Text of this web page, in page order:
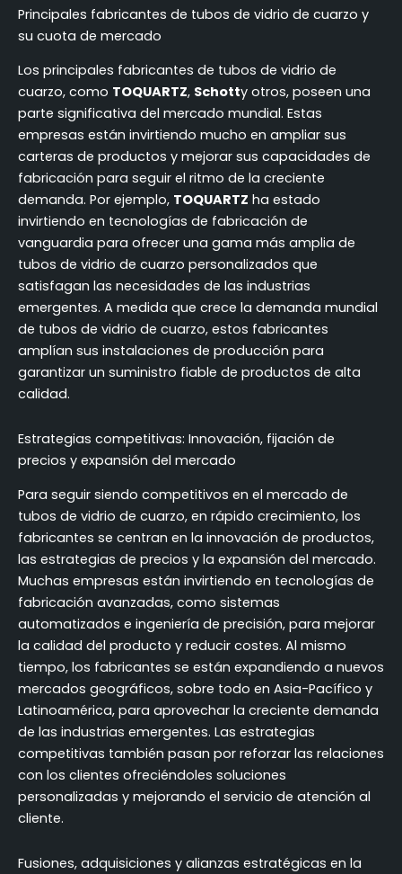
Principales fabricantes de tubos de vidrio de cuarzo y
su cuota de mercado
Los principales fabricantes de tubos de vidrio de
cuarzo, como TOQUARTZ, Schotty otros, poseen una
parte significativa del mercado mundial. Estas
empresas están invirtiendo mucho en ampliar sus
carteras de productos y mejorar sus capacidades de
fabricación para seguir el ritmo de la creciente
demanda. Por ejemplo, TOQUARTZ ha estado
invirtiendo en tecnologías de fabricación de
vanguardia para ofrecer una gama más amplia de
tubos de vidrio de cuarzo personalizados que
satisfagan las necesidades de las industrias
emergentes. A medida que crece la demanda mundial
de tubos de vidrio de cuarzo, estos fabricantes
amplían sus instalaciones de producción para
garantizar un suministro fiable de productos de alta
calidad.
Estrategias competitivas: Innovación, fijación de
precios y expansión del mercado
Para seguir siendo competitivos en el mercado de
tubos de vidrio de cuarzo, en rápido crecimiento, los
fabricantes se centran en la innovación de productos,
las estrategias de precios y la expansión del mercado.
Muchas empresas están invirtiendo en tecnologías de
fabricación avanzadas, como sistemas
automatizados e ingeniería de precisión, para mejorar
la calidad del producto y reducir costes. Al mismo
tiempo, los fabricantes se están expandiendo a nuevos
mercados geográficos, sobre todo en Asia-Pacífico y
Latinoamérica, para aprovechar la creciente demanda
de las industrias emergentes. Las estrategias
competitivas también pasan por reforzar las relaciones
con los clientes ofreciéndoles soluciones
personalizadas y mejorando el servicio de atención al
cliente.
Fusiones, adquisiciones y alianzas estratégicas en la